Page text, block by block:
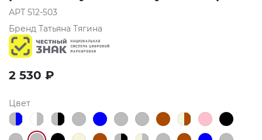
АРТ 512-503
Бренд Татьяна Тягина
2 530 ₽
Цвет